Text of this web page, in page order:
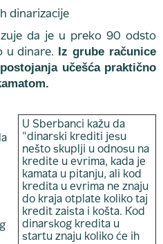
da je u preko 90 odsto
u dinare. Iz grube računice
učešća praktično
U Sberbanci kažu da
"dinarski krediti jesu
nešto skuplji u odnosu na
kredite u evrima, kada je
kamata u pitanju, ali kod
kredita u evrima ne znaju
do kraja otplate koliko taj
kredit zaista i košta. Kod
dinarskog kredita u
startu znaju koliko će ih